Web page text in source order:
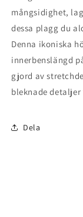
mångsidighet,
dessa plagg du
Denna ikoniska
innerbenslängd
gjord av
bleknade detaljer
Dela